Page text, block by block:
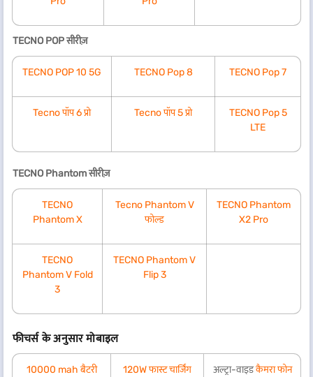
TECNO POP सीरीज़
TECNO POP 10 5G TECNO Pop 8 TECNO Pop 7
Tecno पॉप 6 प्रो Tecno पॉप 5 प्रो
TECNO Pop 5
LTE
TECNO Phantom सीरीज़
TECNO
Phantom X
Tecno Phantom V
फोल्ड
TECNO Phantom
X2 Pro
TECNO
Phantom V Fold
3
TECNO Phantom V
Flip 3
फीचर्स के अनुसार मोबाइल
10000 mah बैटरी
120W फास्ट चार्जिंग
अल्ट्रा-वाइडकैमरा फोन